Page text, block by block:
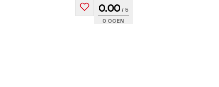
0.00 / 5
0 OCEN